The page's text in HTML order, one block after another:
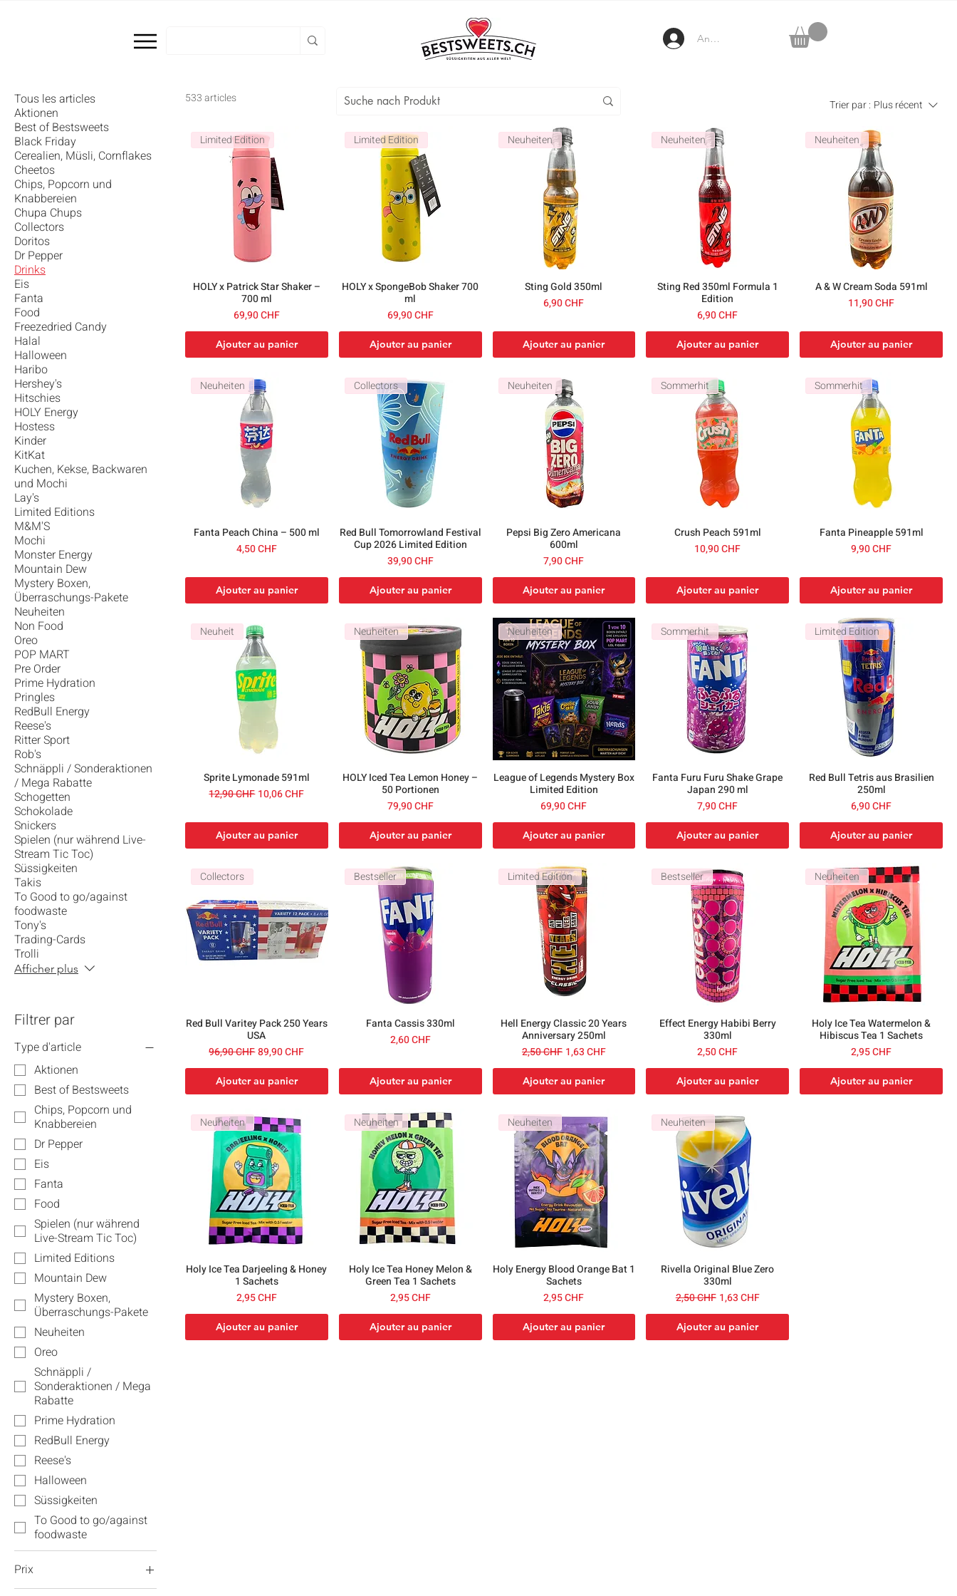
Anmelden
Tous les articles
Aktionen
Best of Bestsweets
Black Friday
Cerealien, Müsli, Cornflakes
Cheetos
Chips, Popcorn und
Knabbereien
Chupa Chups
Collectors
Doritos
Dr Pepper
Drinks
Eis
Fanta
Food
Freezedried Candy
Halal
Halloween
Haribo
Hershey's
Hitschies
HOLY Energy
Hostess
Kinder
KitKat
Kuchen, Kekse, Backwaren
und Mochi
Lay's
Limited Editions
M&M'S
Mochi
Monster Energy
Mountain Dew
Mystery Boxen,
Überraschungs-Pakete
Neuheiten
Non Food
Oreo
POP MART
Pre Order
Prime Hydration
Pringles
RedBull Energy
Reese's
Ritter Sport
Rob's
Schnäppli / Sonderaktionen
/ Mega Rabatte
Schogetten
Schokolade
Snickers
Spielen (nur während Live-
Stream Tic Toc)
Süssigkeiten
Takis
To Good to go/against
foodwaste
Tony's
Trading-Cards
Trolli
Afficher plus
Filtrer par
Type d'article
Aktionen
Best of Bestsweets
Chips, Popcorn und
Knabbereien
Dr Pepper
Eis
Fanta
Food
Spielen (nur während
Live-Stream Tic Toc)
Limited Editions
Mountain Dew
Mystery Boxen,
Überraschungs-Pakete
Neuheiten
Oreo
Schnäppli /
Sonderaktionen / Mega
Rabatte
Prime Hydration
RedBull Energy
Reese's
Halloween
Süssigkeiten
To Good to go/against
foodwaste
Prix
533 articles Trier par : Plus récent
Limited Edition
HOLY x Patrick Star Shaker –
700 ml
Prix
69,90 CHF
Ajouter au panier
Limited Edition
HOLY x SpongeBob Shaker 700
ml
Prix
69,90 CHF
Ajouter au panier
Neuheiten
Sting Gold 350ml
Prix
6,90 CHF
Ajouter au panier
Neuheiten
Sting Red 350ml Formula 1
Edition
Prix
6,90 CHF
Ajouter au panier
Neuheiten
A & W Cream Soda 591ml
Prix
11,90 CHF
Ajouter au panier
Neuheiten
Fanta Peach China – 500 ml
Prix
4,50 CHF
Ajouter au panier
Collectors
Red Bull Tomorrowland Festival
Cup 2026 Limited Edition
Prix
39,90 CHF
Ajouter au panier
Neuheiten
Pepsi Big Zero Americana
600ml
Prix
7,90 CHF
Ajouter au panier
Sommerhit
Crush Peach 591ml
Prix
10,90 CHF
Ajouter au panier
Sommerhit
Fanta Pineapple 591ml
Prix
9,90 CHF
Ajouter au panier
Neuheit
Sprite Lymonade 591ml
Prix original
12,90 CHF Prix promotionnel
10,06 CHF
Ajouter au panier
Neuheiten
HOLY Iced Tea Lemon Honey –
50 Portionen
Prix
79,90 CHF
Ajouter au panier
Neuheiten
League of Legends Mystery Box
Limited Edition
Prix
69,90 CHF
Ajouter au panier
Sommerhit
Fanta Furu Furu Shake Grape
Japan 290 ml
Prix
7,90 CHF
Ajouter au panier
Limited Edition
Red Bull Tetris aus Brasilien
250ml
Prix
6,90 CHF
Ajouter au panier
Collectors
Red Bull Varitey Pack 250 Years
USA
Prix original
96,90 CHFPrix promotionnel
89,90 CHF
Ajouter au panier
Bestseller
Fanta Cassis 330ml
Prix
2,60 CHF
Ajouter au panier
Limited Edition
Hell Energy Classic 20 Years
Anniversary 250ml
Prix original
2,50 CHF Prix promotionnel
1,63 CHF
Ajouter au panier
Bestseller
Effect Energy Habibi Berry
330ml
Prix
2,50 CHF
Ajouter au panier
Neuheiten
Holy Ice Tea Watermelon &
Hibiscus Tea 1 Sachets
Prix
2,95 CHF
Ajouter au panier
Neuheiten
Holy Ice Tea Darjeeling & Honey
1 Sachets
Prix
2,95 CHF
Ajouter au panier
Neuheiten
Holy Ice Tea Honey Melon &
Green Tea 1 Sachets
Prix
2,95 CHF
Ajouter au panier
Neuheiten
Holy Energy Blood Orange Bat 1
Sachets
Prix
2,95 CHF
Ajouter au panier
Neuheiten
Rivella Original Blue Zero
330ml
Prix original
2,50 CHF Prix promotionnel
1,63 CHF
Ajouter au panier